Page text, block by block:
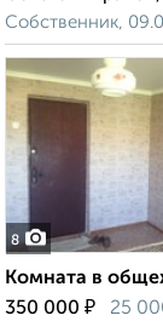
Собственник,
8
Комната в
350 000 ₽ 25